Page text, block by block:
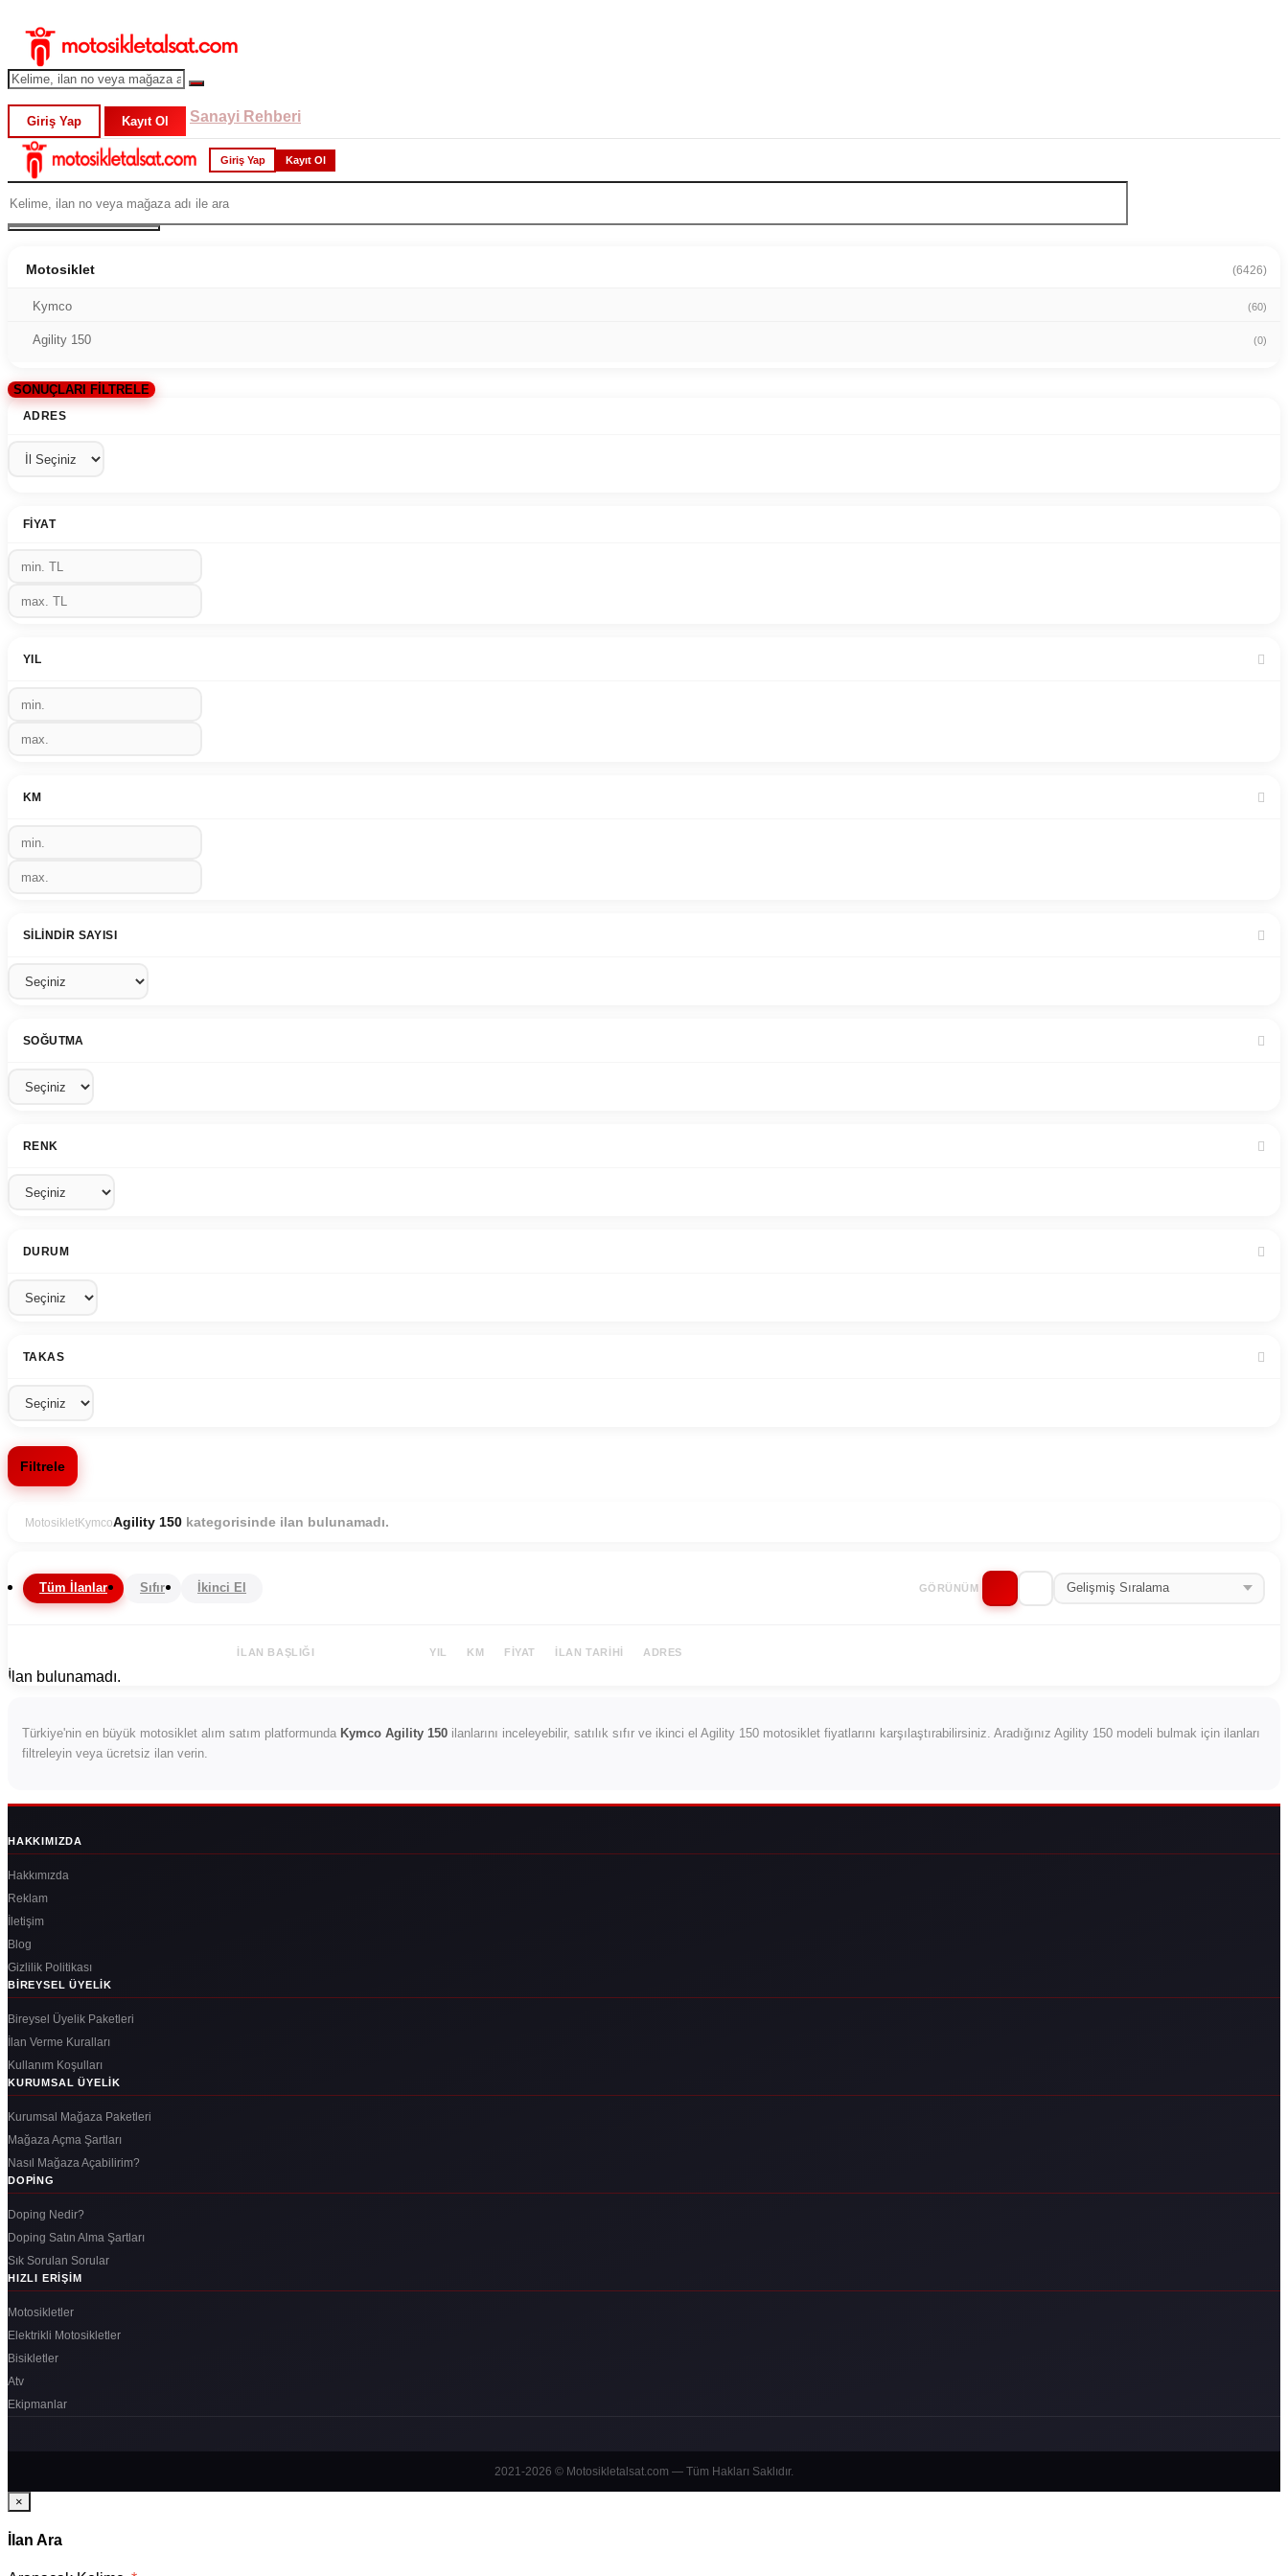
Giriş Yap Kayıt Ol Sanayi Rehberi
Giriş Yap Kayıt Ol
Motosiklet (6426)
Kymco (60)
Agility 150 (0)
SONUÇLARI FİLTRELE
ADRES
FIYAT
YIL
KM
SILINDIR SAYISI
SOĞUTMA
RENK
DURUM
TAKAS
Filtrele
MotosikletKymcoAgility 150 kategorisinde ilan bulunamadı.
Tüm İlanlar Sıfır İkinci El GÖRÜNÜM
İLAN BAŞLIĞI YIL KM FIYAT İLAN TARIHI ADRES
İlan bulunamadı.
Türkiye'nin en büyük motosiklet alım satım platformunda Kymco Agility 150 ilanlarını inceleyebilir, satılık sıfır ve ikinci el Agility 150 motosiklet fiyatlarını karşılaştırabilirsiniz. Aradığınız Agility 150 modeli bulmak için ilanları
filtreleyin veya ücretsiz ilan verin.
HAKKIMIZDA
Hakkımızda
Reklam
İletişim
Blog
Gizlilik Politikası
BIREYSEL ÜYELIK
Bireysel Üyelik Paketleri
İlan Verme Kuralları
Kullanım Koşulları
KURUMSAL ÜYELIK
Kurumsal Mağaza Paketleri
Mağaza Açma Şartları
Nasıl Mağaza Açabilirim?
DOPING
Doping Nedir?
Doping Satın Alma Şartları
Sık Sorulan Sorular
HIZLI ERIŞIM
Motosikletler
Elektrikli Motosikletler
Bisikletler
Atv
Ekipmanlar
2021-2026 © Motosikletalsat.com — Tüm Hakları Saklıdır.
×
İlan Ara